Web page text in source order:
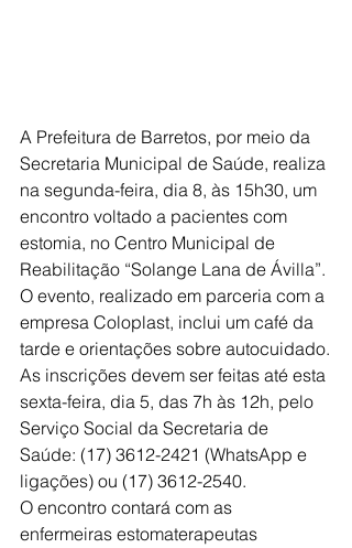
A Prefeitura de Barretos, por meio da
Secretaria Municipal de Saúde, realiza
na segunda-feira, dia 8, às 15h30, um
encontro voltado a pacientes com
estomia, no Centro Municipal de
Reabilitação “Solange Lana de Ávilla”.
O evento, realizado em parceria com a
empresa Coloplast, inclui um café da
tarde e orientações sobre autocuidado.
As inscrições devem ser feitas até esta
sexta-feira, dia 5, das 7h às 12h, pelo
Serviço Social da Secretaria de
Saúde: (17) 3612-2421 (WhatsApp e
ligações) ou (17) 3612-2540.
O encontro contará com as
enfermeiras estomaterapeutas